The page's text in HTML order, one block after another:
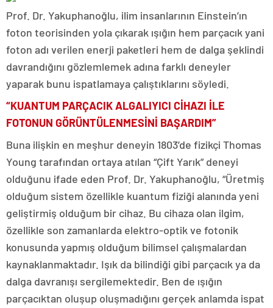
Prof. Dr. Yakuphanoğlu, ilim insanlarının Einstein’ın
foton teorisinden yola çıkarak ışığın hem parçacık yani
foton adı verilen enerji paketleri hem de dalga şeklindi
davrandığını gözlemlemek adına farklı deneyler
yaparak bunu ispatlamaya çalıştıklarını söyledi.
“KUANTUM PARÇACIK ALGALIYICI CİHAZI İLE
FOTONUN GÖRÜNTÜLENMESİNİ BAŞARDIM”
Buna ilişkin en meşhur deneyin 1803’de fizikçi Thomas
Young tarafından ortaya atılan “Çift Yarık” deneyi
olduğunu ifade eden Prof. Dr. Yakuphanoğlu, “Üretmiş
olduğum sistem özellikle kuantum fiziği alanında yeni
geliştirmiş olduğum bir cihaz. Bu cihaza olan ilgim,
özellikle son zamanlarda elektro-optik ve fotonik
konusunda yapmış olduğum bilimsel çalışmalardan
kaynaklanmaktadır. Işık da bilindiği gibi parçacık ya da
dalga davranışı sergilemektedir. Ben de ışığın
parçacıktan oluşup oluşmadığını gerçek anlamda ispat